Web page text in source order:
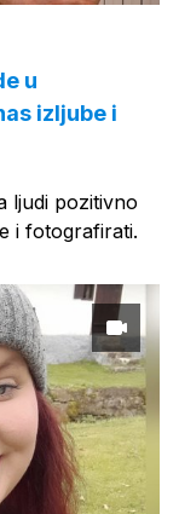
u
izljube i
ljudi pozitivno
i fotografirati.